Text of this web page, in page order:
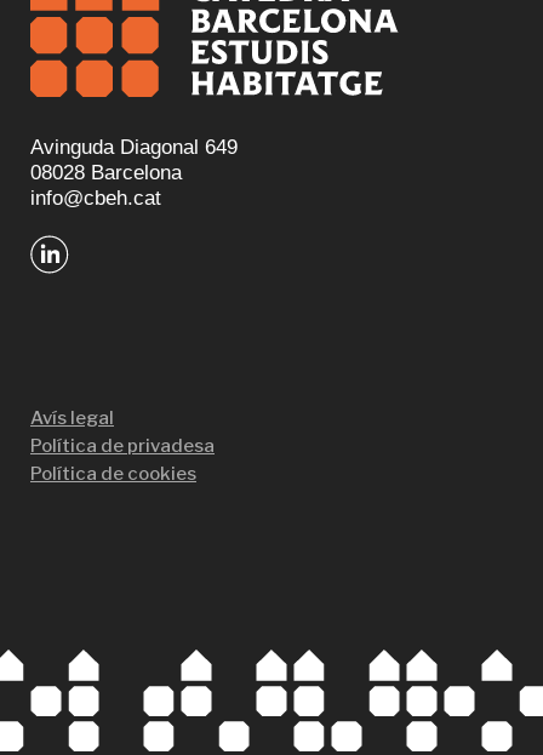
Avinguda Diagonal 649
08028 Barcelona
info@cbeh.cat
Avís legal
Política de privadesa
Política de cookies